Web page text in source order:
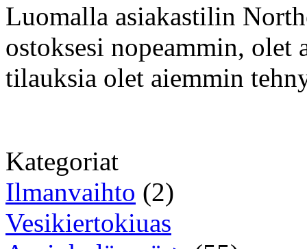
Luomalla asiakastilin
ostoksesi nopeammin, olet
tilauksia olet aiemmin
Kategoriat
Ilmanvaihto (2)
Vesikiertokiuas